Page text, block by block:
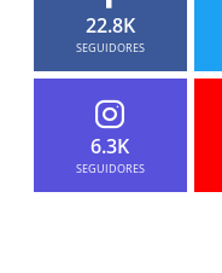
22.8K
SEGUIDORES
6.3K
SEGUIDORES